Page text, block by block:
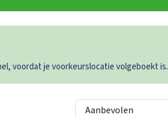
voordat je voorkeurslocatie volgeboekt is.